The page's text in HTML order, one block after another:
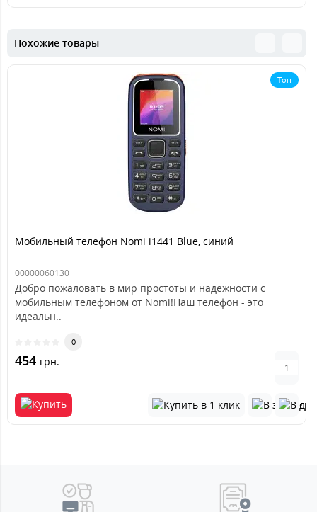
Похожие товары
Топ
Мобильный телефон Nomi i1441 Blue, синий
00000060130
Добро пожаловать в мир простоты и надежности с
мобильным телефоном от Nomi!Наш телефон - это
идеальн..
0
454 грн.